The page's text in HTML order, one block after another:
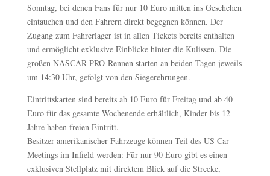
Sonntag, bei denen Fans für nur 10 Euro mitten ins Geschehen
eintauchen und den Fahrern direkt begegnen können. Der
Zugang zum Fahrerlager ist in allen Tickets bereits enthalten
und ermöglicht exklusive Einblicke hinter die Kulissen. Die
großen NASCAR PRO-Rennen starten an beiden Tagen jeweils
um 14:30 Uhr, gefolgt von den Siegerehrungen.
Eintrittskarten sind bereits ab 10 Euro für Freitag und ab 40
Euro für das gesamte Wochenende erhältlich, Kinder bis 12
Jahre haben freien Eintritt.
Besitzer amerikanischer Fahrzeuge können Teil des US Car
Meetings im Infield werden: Für nur 90 Euro gibt es einen
exklusiven Stellplatz mit direktem Blick auf die Strecke,